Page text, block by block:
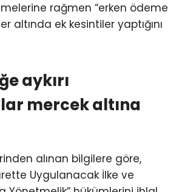
rağmen “erken ödeme
altında ek kesintiler yaptığını
aykırı
mercek altına
alınan bilgilere göre,
Uygulanacak İlke ve